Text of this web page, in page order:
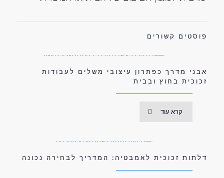
פוסטים קשורים
אבני מדרך כפתרון עיצובי משלים לעבודות
זכוכית בחוץ ובבית
קרא עוד
דלתות זכוכית לאמבטיה: המדריך לבחירה נכונה